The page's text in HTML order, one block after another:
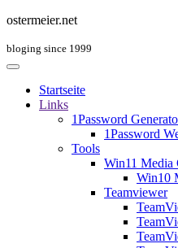
ostermeier.net
bloging since 1999
Startseite
Links
1Password
1Password
Tools
Win11 Media
Win10
Teamviewer